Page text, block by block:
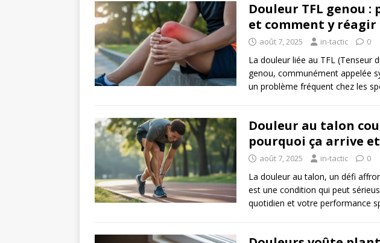
Douleur TFL genou
et comment y réagir
août 7, 2025 in-tactic 0
La douleur liée au TFL (Tenseur
genou, communément appelée
un problème fréquent chez les
Douleur au talon
pourquoi ça arrive
août 7, 2025 in-tactic 0
La douleur au talon, un défi
est une condition qui peut
quotidien et votre performance